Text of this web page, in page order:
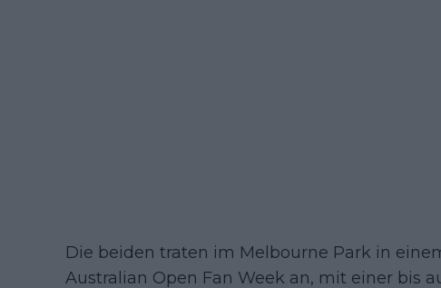
Die beiden traten im Melbourne Park in
Australian Open Fan Week an, mit einer bis